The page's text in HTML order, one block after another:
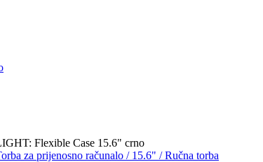
Flexible Case 15.6" crno
za prijenosno računalo / 15.6" /Ručna torba